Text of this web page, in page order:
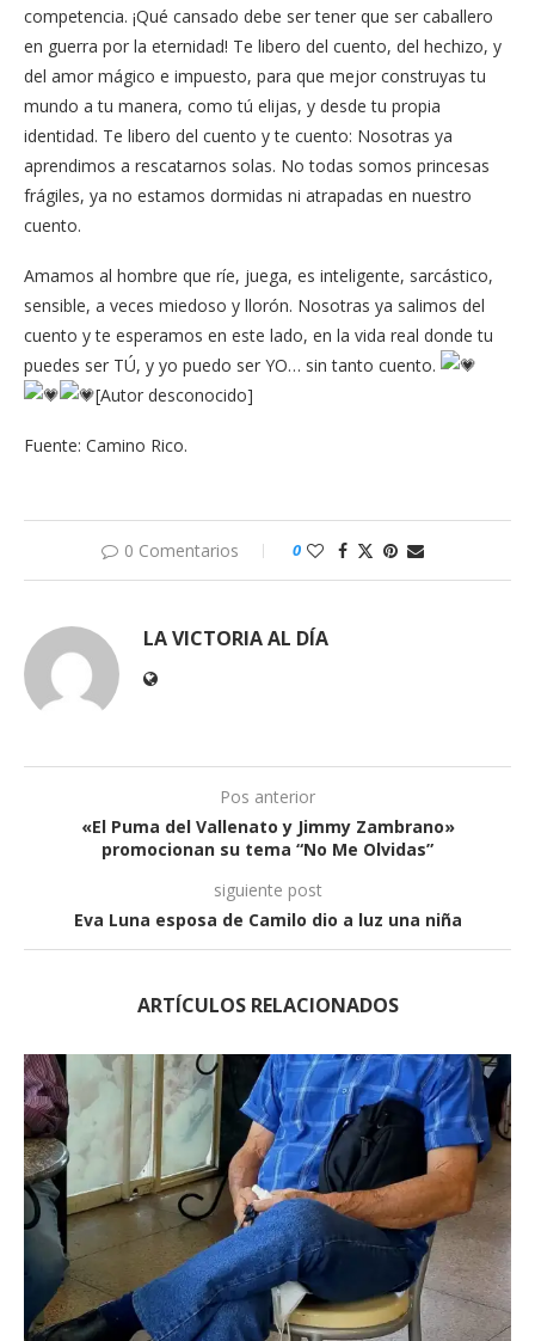
competencia. ¡Qué cansado debe ser tener que ser caballero
en guerra por la eternidad! Te libero del cuento, del hechizo, y
del amor mágico e impuesto, para que mejor construyas tu
mundo a tu manera, como tú elijas, y desde tu propia
identidad. Te libero del cuento y te cuento: Nosotras ya
aprendimos a rescatarnos solas. No todas somos princesas
frágiles, ya no estamos dormidas ni atrapadas en nuestro
cuento.
Amamos al hombre que ríe, juega, es inteligente, sarcástico,
sensible, a veces miedoso y llorón. Nosotras ya salimos del
cuento y te esperamos en este lado, en la vida real donde tu
puedes ser TÚ, y yo puedo ser YO… sin tanto cuento.
[Autor desconocido]
Fuente: Camino Rico.
0 Comentarios 0
LA VICTORIA AL DÍA
Pos anterior
«El Puma del Vallenato y Jimmy Zambrano»
promocionan su tema “No Me Olvidas”
siguiente post
Eva Luna esposa de Camilo dio a luz una niña
ARTÍCULOS RELACIONADOS